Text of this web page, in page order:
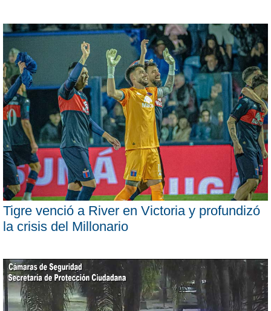
Tigre venció a River en Victoria y profundizó
la crisis del Millonario